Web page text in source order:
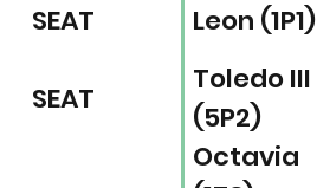
SEAT
Leon (1P1)
SEAT
Toledo III
(5P2)
Octavia